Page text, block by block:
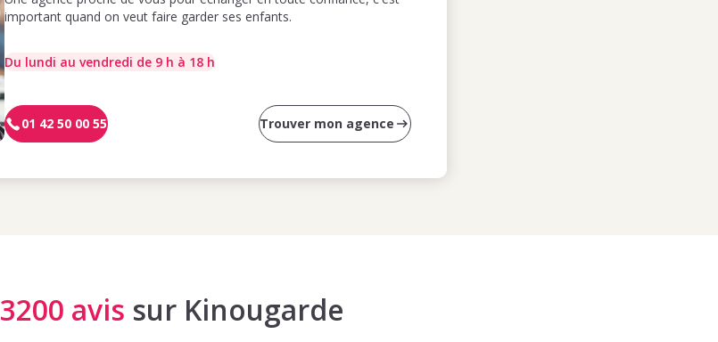
important quand on veut faire garder ses enfants.
Du lundi au vendredi de 9 h à 18 h
01 42 50 00 55 Trouver mon agence
3200 avis sur Kinougarde